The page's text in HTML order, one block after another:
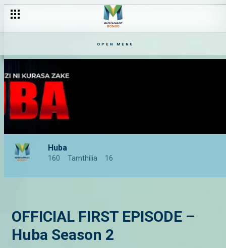
OPEN MENU
Huba
160 Tamthilia 16
OFFICIAL FIRST EPISODE –
Huba Season 2